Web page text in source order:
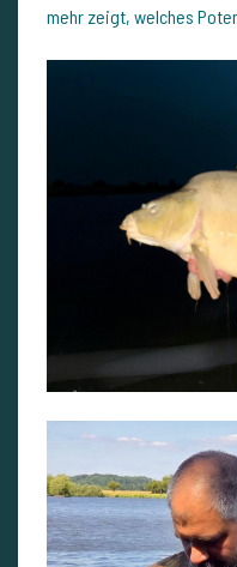
mehr zeigt, welches